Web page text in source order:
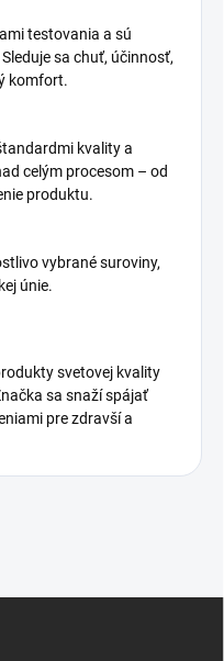
testovania a sú
sa chuť, účinnosť,
komfort.
kvality a
celým procesom – od
produktu.
vybrané suroviny,
únie.
svetovej kvality
sa snaží spájať
pre zdravší a